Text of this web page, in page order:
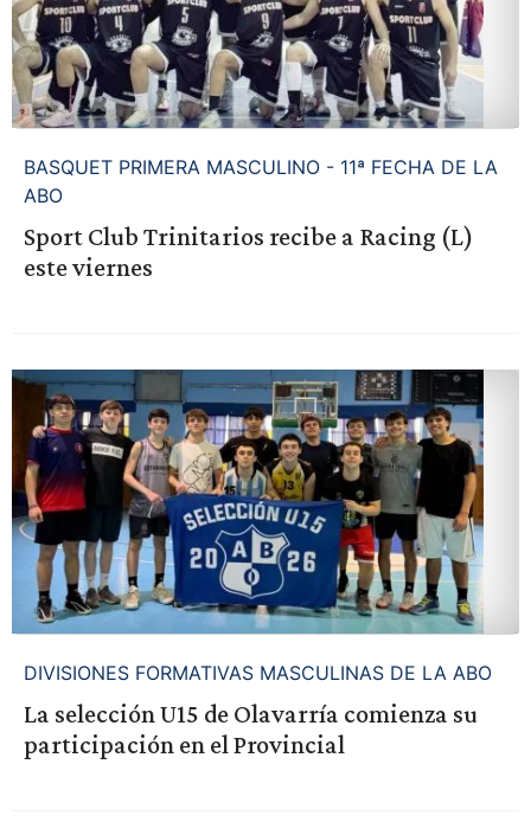
BASQUET PRIMERA MASCULINO - 11ª FECHA DE LA
ABO
Sport Club Trinitarios recibe a Racing (L)
este viernes
DIVISIONES FORMATIVAS MASCULINAS DE LA ABO
La selección U15 de Olavarría comienza su
participación en el Provincial